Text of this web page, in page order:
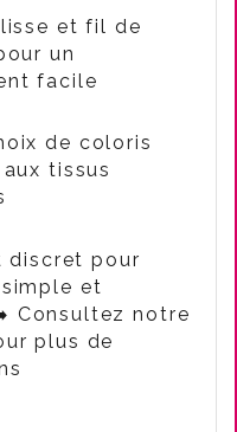
lisse et fil de
un
facile
de coloris
tissus
discret pour
et
Consultez notre
plus de